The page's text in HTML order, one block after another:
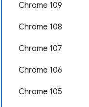
Chrome 109
Chrome 108
Chrome 107
Chrome 106
Chrome 105